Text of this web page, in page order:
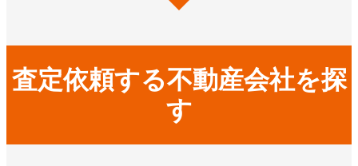
査定依頼する不動産会社を探
す